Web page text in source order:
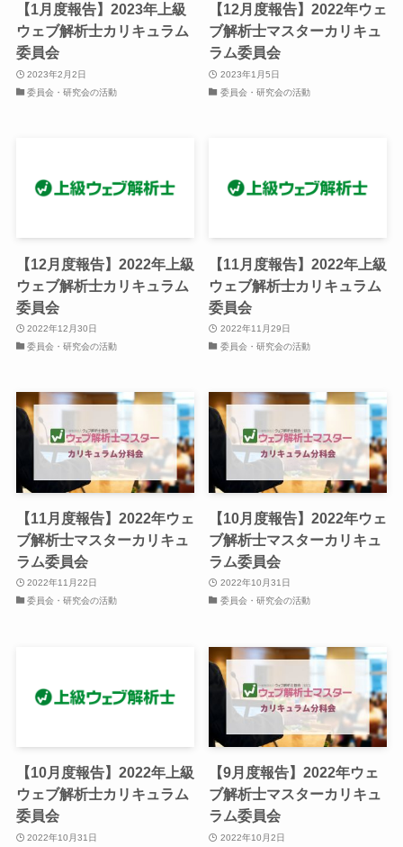
【1月度報告】2023年上級
ウェブ解析士カリキュラム
委員会
2023年2月2日
委員会・研究会の活動
【12月度報告】2022年ウェ
ブ解析士マスターカリキュ
ラム委員会
2023年1月5日
委員会・研究会の活動
【12月度報告】2022年上級
ウェブ解析士カリキュラム
委員会
2022年12月30日
委員会・研究会の活動
【11月度報告】2022年上級
ウェブ解析士カリキュラム
委員会
2022年11月29日
委員会・研究会の活動
【11月度報告】2022年ウェ
ブ解析士マスターカリキュ
ラム委員会
2022年11月22日
委員会・研究会の活動
【10月度報告】2022年ウェ
ブ解析士マスターカリキュ
ラム委員会
2022年10月31日
委員会・研究会の活動
【10月度報告】2022年上級
ウェブ解析士カリキュラム
委員会
2022年10月31日
【9月度報告】2022年ウェ
ブ解析士マスターカリキュ
ラム委員会
2022年10月2日